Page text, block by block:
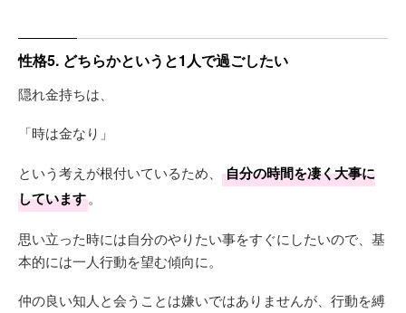
性格5. どちらかというと1人で過ごしたい
隠れ金持ちは、
「時は金なり」
という考えが根付いているため、
自分の時間を凄く大事に
しています。
思い立った時には自分のやりたい事をすぐにしたいので、基
本的には一人行動を望む傾向に。
仲の良い知人と会うことは嫌いではありませんが、行動を縛